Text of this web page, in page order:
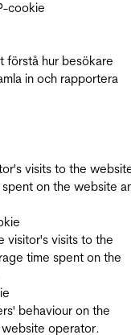
cookie
förstå hur besökare
in och rapportera
visits to the
on the website
visitor's visits to the
time spent on the
behaviour on the
operator.